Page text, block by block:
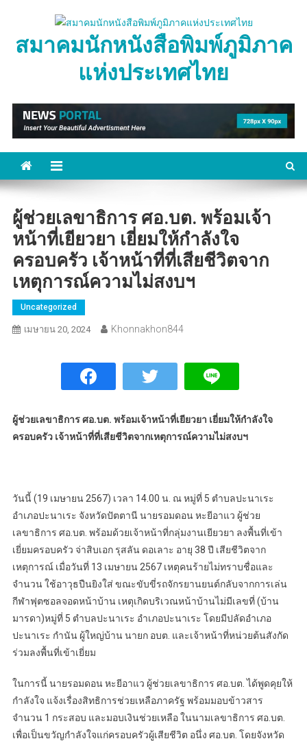
contentสมาคมนักหนังสือพิมพ์ภูมิภาค
แห่งประเทศไทย
ผู้ช่วยเลขาธิการ ศอ.บต. พร้อมเจ้า
หน้าที่เยียวยา เยี่ยมให้กำลังใจ
ครอบครัว เจ้าหน้าที่ที่เสียชีวิตจาก
เหตุการณ์ความไม่สงบฯ
Uncategorized
เมษายน 20, 2024 Khonnakhon844
ผู้ช่วยเลขาธิการ ศอ.บต. พร้อมเจ้าหน้าที่เยียวยา เยี่ยมให้กำลังใจ
ครอบครัว เจ้าหน้าที่ที่เสียชีวิตจากเหตุการณ์ความไม่สงบฯ
วันนี้ (19 เมษายน 2567) เวลา 14.00 น. ณ หมู่ที่ 5 ตำบลปะนาเระ
อำเภอปะนาเระ จังหวัดปัตตานี นายรอมดอน หะยีอาแว ผู้ช่วย
เลขาธิการ ศอ.บต. พร้อมด้วยเจ้าหน้าที่กลุ่มงานเยียวยา ลงพื้นที่เข้า
เยี่ยมครอบครัว จ่าสิบเอก รุสลัน ดอเลาะ อายุ 38 ปี เสียชีวิตจาก
เหตุการณ์ เมื่อวันที่ 13 เมษายน 2567 เหตุคนร้ายไม่ทราบชื่อและ
จำนวน ใช้อาวุธปืนยิงใส่ ขณะขับขี่รถจักรยานยนต์กลับจากการเล่น
กีฬาฟุตซอลจอดหน้าบ้าน เหตุเกิดบริเวณหน้าบ้านไม่มีเลขที่ (บ้าน
มารดา)หมู่ที่ 5 ตำบลปะนาเระ อำเภอปะนาเระ โดยมีปลัดอำเภอ
ปะนาเระ กำนัน ผู้ใหญ่บ้าน นายก อบต. และเจ้าหน้าที่หน่วยต้นสังกัด
ร่วมลงพื้นที่เข้าเยี่ยม
ในการนี้ นายรอมดอน หะยีอาแว ผู้ช่วยเลขาธิการ ศอ.บต. ได้พูดคุยให้
กำลังใจ แจ้งเรื่องสิทธิการช่วยเหลือภาครัฐ พร้อมมอบข้าวสาร
จำนวน 1 กระสอบ และมอบเงินช่วยเหลือ ในนามเลขาธิการ ศอ.บต.
เพื่อเป็นขวัญกำลังใจแก่ครอบครัวผู้เสียชีวิต อนึ่ง ศอ.บต. โดยจังหวัด